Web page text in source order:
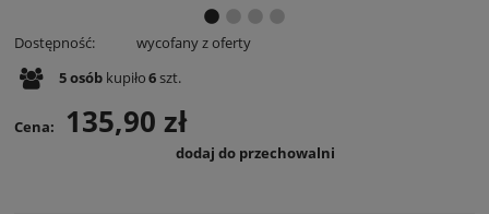
Dostępność:
wycofany z oferty
5osób kupiło6szt.
Cena: 135,90 zł
dodaj do przechowalni